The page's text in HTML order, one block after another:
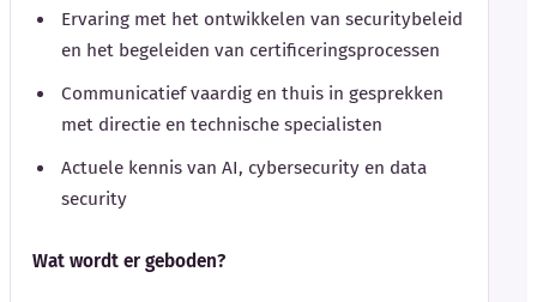
Ervaring met het ontwikkelen van securitybeleid
en het begeleiden van certificeringsprocessen
Communicatief vaardig en thuis in gesprekken
met directie en technische specialisten
Actuele kennis van AI, cybersecurity en data
security
Wat wordt er geboden?